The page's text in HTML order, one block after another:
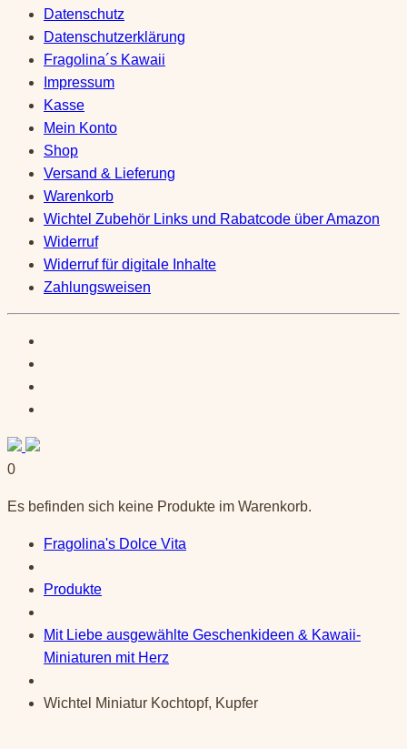
Datenschutz
Datenschutzerklärung
Fragolina´s Kawaii
Impressum
Kasse
Mein Konto
Shop
Versand & Lieferung
Warenkorb
Wichtel Zubehör Links und Rabatcode über Amazon
Widerruf
Widerruf für digitale Inhalte
Zahlungsweisen
0
Es befinden sich keine Produkte im Warenkorb.
Fragolina's Dolce Vita
Produkte
Mit Liebe ausgewählte Geschenkideen & Kawaii-
Miniaturen mit Herz
Wichtel Miniatur Kochtopf, Kupfer